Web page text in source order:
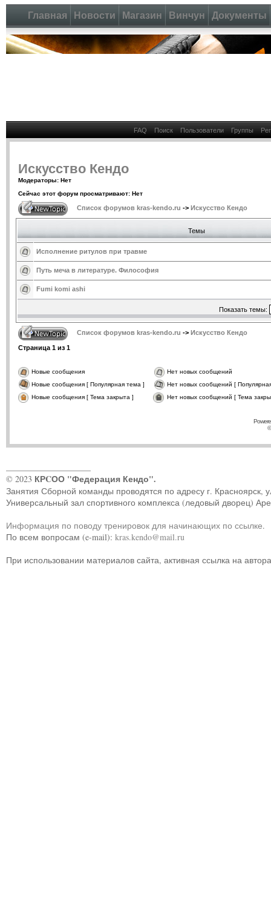
Главная Новости Магазин Винчун Документы
FAQ Поиск Пользователи Группы
Искусство Кендо
Модераторы: Нет
Сейчас этот форум просматривают: Нет
Список форумов kras-kendo.ru -> Искусство Кендо
Темы
Исполнение ритулов при травме
Путь меча в литературе. Философия
Fumi komi ashi
Показать темы:
Список форумов kras-kendo.ru -> Искусство Кендо
Страница 1 из 1
Новые сообщения
Нет новых сообщений
Новые сообщения [ Популярная тема ]
Нет новых сообщений [
Новые сообщения [ Тема закрыта ]
Нет новых сообщений [ Тема
© 2023 КРCОО "Федерация Кендо".
Занятия Сборной команды проводятся по адресу г. Красноярск,
Универсальный зал спортивного комплекса (ледовый дворец)
Информация по поводу тренировок для начинающих по ссылке.
По всем вопросам (e-mail): kras.kendo@mail.ru
При использовании материалов сайта, активная ссылка на